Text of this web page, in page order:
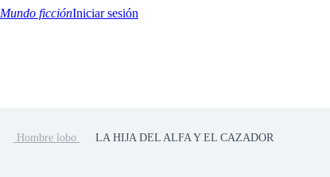
Mundo ficciónIniciar sesión
Hombre lobo LA HIJA DEL ALFA Y EL CAZADOR